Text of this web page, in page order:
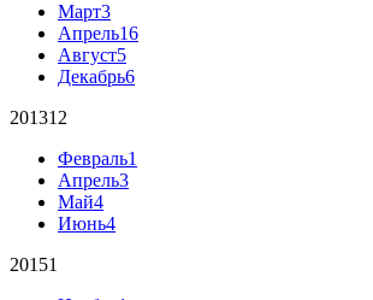
Март3
Апрель16
Август5
Декабрь6
201312
Февраль1
Апрель3
Май4
Июнь4
20151